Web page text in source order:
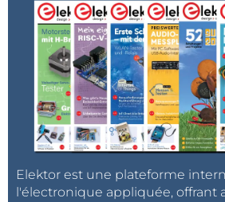
Elektor est une plateforme
l'électronique appliquée, offrant